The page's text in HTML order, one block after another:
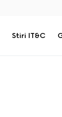
Stiri IT&C